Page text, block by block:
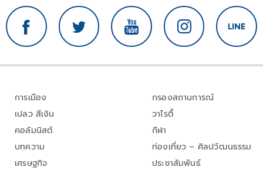
การเมือง
เปลว สีเงิน
คอลัมนิสต์
บทความ
เศรษฐกิจ
กรองสถานการณ์
วาไรตี้
กีฬา
ท่องเที่ยว – ศิลปวัฒนธรรม
ประชาสัมพันธ์